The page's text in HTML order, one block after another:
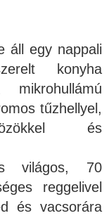
áll egy nappali
konyha
mikrohullámú
tűzhellyel,
és
világos, 70
reggelivel
és vacsorára